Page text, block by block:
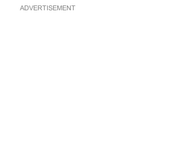
ADVERTISEMENT